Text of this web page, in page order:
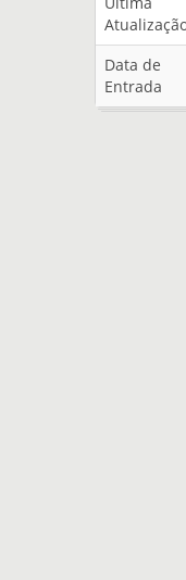
Data de
Entrada